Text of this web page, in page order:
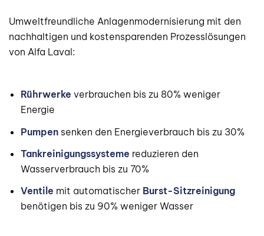
Umweltfreundliche Anlagenmodernisierung mit den
nachhaltigen und kostensparenden Prozesslösungen
von Alfa Laval:
Rührwerke verbrauchen bis zu 80% weniger
Energie
Pumpen senken den Energieverbrauch bis zu 30%
Tankreinigungssysteme reduzieren den
Wasserverbrauch bis zu 70%
Ventile mit automatischer Burst-Sitzreinigung
benötigen bis zu 90% weniger Wasser